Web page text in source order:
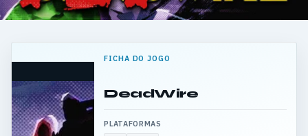
FICHA DO JOGO
DeadWire
PLATAFORMAS